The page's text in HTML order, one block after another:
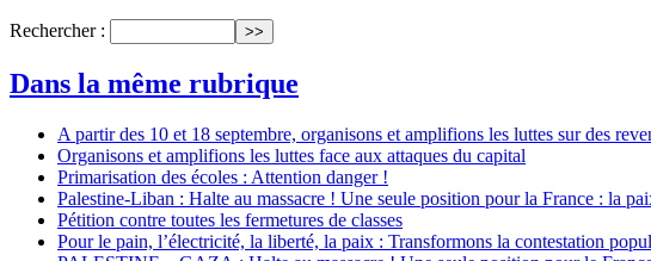
Rechercher :
Dans la même rubrique
A partir des 10 et 18 septembre, organisons et amplifions les luttes sur des
Organisons et amplifions les luttes face aux attaques du capital
Primarisation des écoles : Attention danger !
Palestine-Liban : Halte au massacre ! Une seule position pour la France : la
Pétition contre toutes les fermetures de classes
Pour le pain, l’électricité, la liberté, la paix : Transformons la contestation